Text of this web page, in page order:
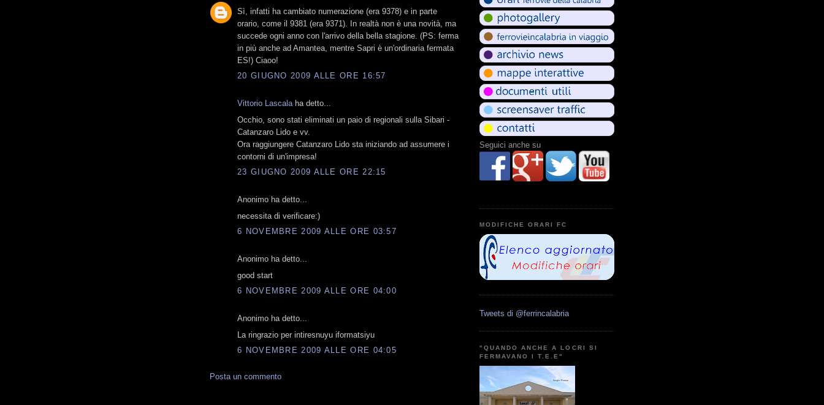
Sì, infatti ha cambiato numerazione (era 9378) e in parte
orario, come il 9381 (era 9371). In realtà non è una novità, ma
succede ogni anno con l'arrivo della bella stagione. (PS: ferma
in più anche ad Amantea, mentre Sapri è un'ordinaria fermata
ES!) Ciaoo!
20 GIUGNO 2009 ALLE ORE 16:57
Vittorio Lascalaha detto...
Occhio, sono stati eliminati un paio di regionali sulla Sibari -
Catanzaro Lido e vv.
Ora raggiungere Catanzaro Lido sta iniziando ad assumere i
contorni di un'impresa!
23 GIUGNO 2009 ALLE ORE 22:15
Anonimo ha detto...
necessita di verificare:)
6 NOVEMBRE 2009 ALLE ORE 03:57
Anonimo ha detto...
good start
6 NOVEMBRE 2009 ALLE ORE 04:00
Anonimo ha detto...
La ringrazio per intiresnuyu iformatsiyu
6 NOVEMBRE 2009 ALLE ORE 04:05
Posta un commento
Seguici anche su
MODIFICHE ORARI FC
Tweets di @ferrincalabria
"QUANDO ANCHE A LOCRI SI
FERMAVANO I T.E.E"